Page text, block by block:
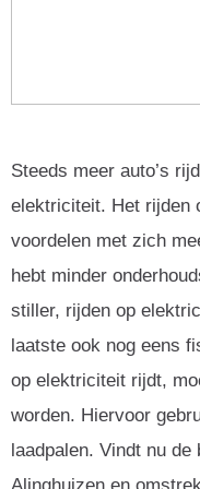
Steeds meer auto’s
elektriciteit. Het rijden
voordelen met zich
hebt minder
stiller, rijden op
laatste ook nog eens
op elektriciteit rijdt,
worden. Hiervoor
laadpalen. Vindt nu